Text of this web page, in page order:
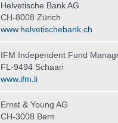
Helvetische Bank AG
CH-8008 Zürich
www.helvetischebank.ch
IFM Independent Fund
FL-9494 Schaan
www.ifm.li
Ernst & Young AG
CH-3008 Bern